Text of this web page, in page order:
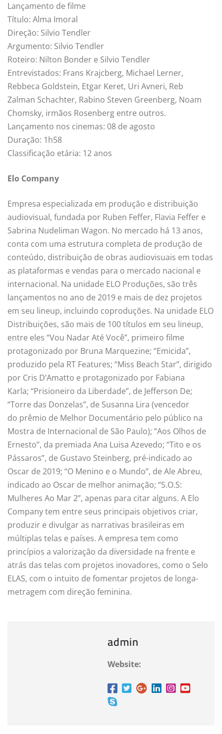
Lançamento de filme
Título: Alma Imoral
Direção: Silvio Tendler
Argumento: Silvio Tendler
Roteiro: Nilton Bonder e Silvio Tendler
Entrevistados: Frans Krajcberg, Michael Lerner,
Rebbeca Goldstein, Etgar Keret, Uri Avneri, Reb
Zalman Schachter, Rabino Steven Greenberg, Noam
Chomsky, irmãos Rosenberg entre outros.
Lançamento nos cinemas: 08 de agosto
Duração: 1h58
Classificação etária: 12 anos
Elo Company
Empresa especializada em produção e distribuição
audiovisual, fundada por Ruben Feffer, Flavia Feffer e
Sabrina Nudeliman Wagon. No mercado há 13 anos,
conta com uma estrutura completa de produção de
conteúdo, distribuição de obras audiovisuais em todas
as plataformas e vendas para o mercado nacional e
internacional. Na unidade ELO Produções, são três
lançamentos no ano de 2019 e mais de dez projetos
em seu lineup, incluindo coproduções. Na unidade ELO
Distribuições, são mais de 100 títulos em seu lineup,
entre eles “Vou Nadar Até Você”, primeiro filme
protagonizado por Bruna Marquezine; “Emicida”,
produzido pela RT Features; “Miss Beach Star”, dirigido
por Cris D’Amatto e protagonizado por Fabiana
Karla; “Prisioneiro da Liberdade”, de Jefferson De;
“Torre das Donzelas”, de Susanna Lira (vencedor
do prêmio de Melhor Documentário pelo público na
Mostra de Internacional de São Paulo); “Aos Olhos de
Ernesto”, da premiada Ana Luisa Azevedo; “Tito e os
Pássaros”, de Gustavo Steinberg, pré-indicado ao
Oscar de 2019; “O Menino e o Mundo”, de Ale Abreu,
indicado ao Oscar de melhor animação; “S.O.S:
Mulheres Ao Mar 2”, apenas para citar alguns. A Elo
Company tem entre seus principais objetivos criar,
produzir e divulgar as narrativas brasileiras em
múltiplas telas e países. A empresa tem como
princípios a valorização da diversidade na frente e
atrás das telas com projetos inovadores, como o Selo
ELAS, com o intuito de fomentar projetos de longa-
metragem com direção feminina.
admin
Website: